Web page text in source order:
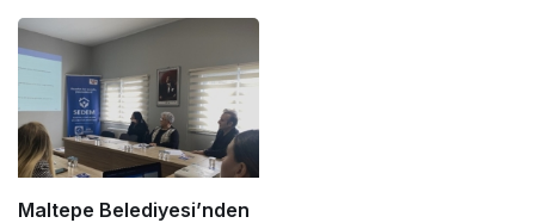
Maltepe Belediyesi’nden